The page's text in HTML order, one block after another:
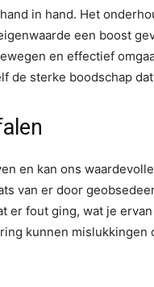
in hand. Het
een boost
en effectief
de sterke boodschap
en kan ons
van er door
er fout ging, wat je
kunnen mislukkingen